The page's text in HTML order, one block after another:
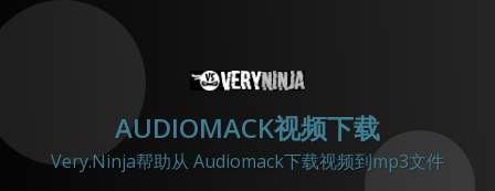
AUDIOMACK视频下载
Very.Ninja帮助从 Audiomack下载视频到mp3文件